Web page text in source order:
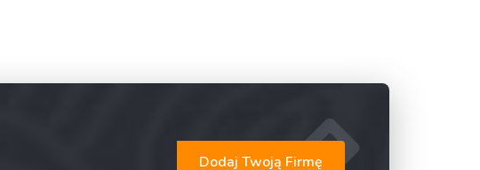
Dodaj Twoją Firmę